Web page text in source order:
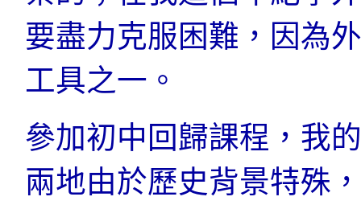
要盡力克服困難，因為
工具之一。
參加初中回歸課程，我
兩地由於歷史背景特殊